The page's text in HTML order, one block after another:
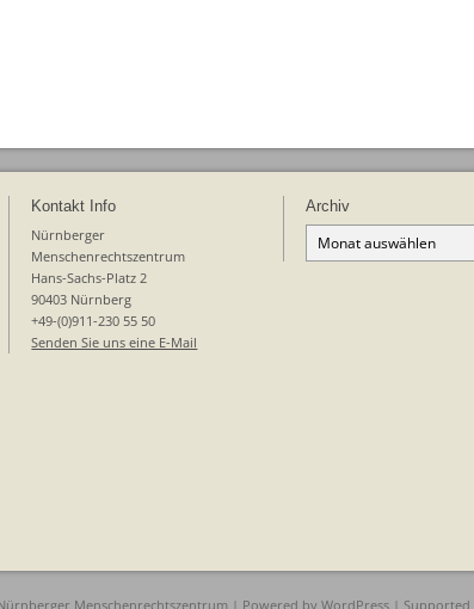
Kontakt Info
Nürnberger
Menschenrechtszentrum
Hans-Sachs-Platz 2
90403 Nürnberg
+49-(0)911-230 55 50
Senden Sie uns eine E-Mail
Archiv
Archiv
Menschenrechtszentrum | Powered by WordPress | Supported